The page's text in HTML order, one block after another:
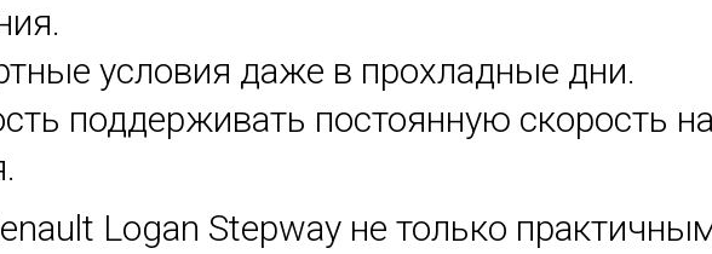
условия даже в прохладные дни.
поддерживать постоянную скорость
Logan Stepway не только